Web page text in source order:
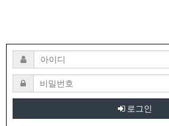
로그인